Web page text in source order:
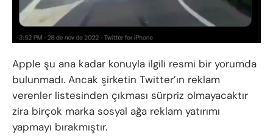
Apple şu ana kadar konuyla ilgili resmi bir yorumda
bulunmadı. Ancak şirketin Twitter’ın reklam
verenler listesinden çıkması sürpriz olmayacaktır
zira birçok marka sosyal ağa reklam yatırımı
yapmayı bırakmıştır.